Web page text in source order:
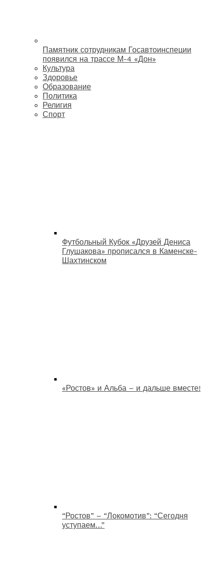
Памятник сотрудникам Госавтоинспеции
появился на трассе М-4 «Дон»
Культура
Здоровье
Образование
Политика
Религия
Спорт
Футбольный Кубок «Друзей Дениса
Глушакова» прописался в Каменске-
Шахтинском
«Ростов» и Альба – и дальше вместе!
“Ростов” – “Локомотив”: “Сегодня
уступаем…”